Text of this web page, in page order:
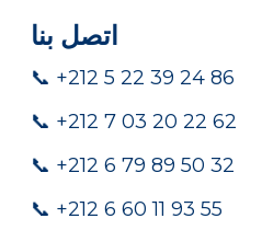
اتصل بنا
📞 +212 5 22 39 24 86
📞 +212 7 03 20 22 62
📞 +212 6 79 89 50 32
📞 +212 6 60 11 93 55